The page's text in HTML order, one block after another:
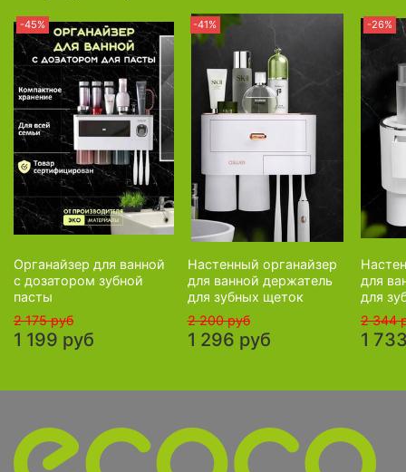
-45%
Органайзер для ванной
с дозатором зубной
пасты
2 175 руб
1 199 руб
-41%
Настенный органайзер
для ванной держатель
для зубных щеток
2 200 руб
1 296 руб
-26%
для
для
2 344
1